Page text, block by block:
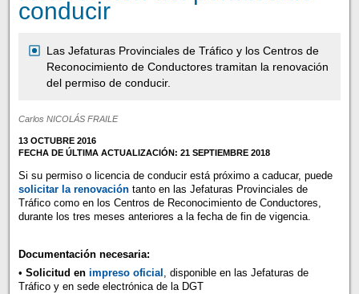
conducir
Las Jefaturas Provinciales de Tráfico y los Centros de
Reconocimiento de Conductores tramitan la renovación
del permiso de conducir.
Carlos NICOLÁS FRAILE
13 OCTUBRE 2016
FECHA DE ÚLTIMA ACTUALIZACIÓN: 21 SEPTIEMBRE 2018
Si su permiso o licencia de conducir está próximo a caducar, puede
solicitar la renovacióntanto en las Jefaturas Provinciales de
Tráfico como en los Centros de Reconocimiento de Conductores,
durante los tres meses anteriores a la fecha de fin de vigencia.
Documentación necesaria:
• Solicitud en impreso oficial , disponible en las Jefaturas de
Tráfico y en sede electrónica de la DGT